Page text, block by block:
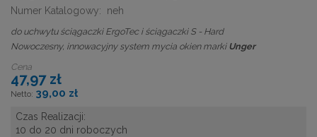
Numer Katalogowy: neh
do uchwytu ściągaczki ErgoTec i ściągaczki S - Hard
Nowoczesny, innowacyjny system mycia okien marki Unger
Cena
47,97 zł
39,00 zł
Czas Realizacji:
10 do 20 dni roboczych